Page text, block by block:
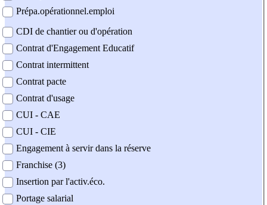
Prépa.opérationnel.emploi
CDI de chantier ou d'opération
Contrat d'Engagement Educatif
Contrat intermittent
Contrat pacte
Contrat d'usage
CUI - CAE
CUI - CIE
Engagement à servir dans la réserve
Franchise (3)
Insertion par l'activ.éco.
Portage salarial